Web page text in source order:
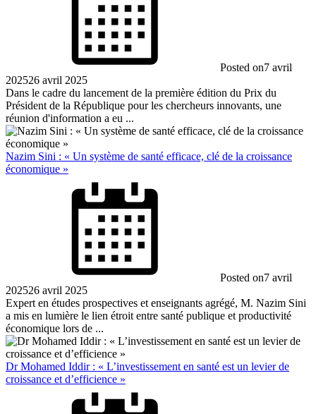
Posted on7 avril
202526 avril 2025
Dans le cadre du lancement de la première édition du Prix du
Président de la République pour les chercheurs innovants, une
réunion d'information a eu ...
Nazim Sini : « Un système de santé efficace, clé de la croissance
économique »
Posted on7 avril
202526 avril 2025
Expert en études prospectives et enseignants agrégé, M. Nazim Sini
a mis en lumière le lien étroit entre santé publique et productivité
économique lors de ...
Dr Mohamed Iddir : « L’investissement en santé est un levier de
croissance et d’efficience »